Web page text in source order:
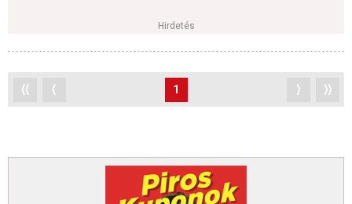
Hirdetés
⟨⟨ ⟨ 1 ⟩ ⟩⟩